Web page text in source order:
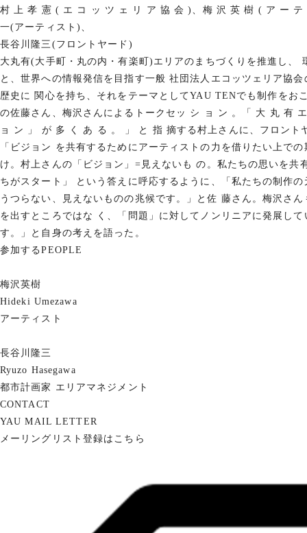
村 上 孝 憲 ( エ コ ッ ツ ェ リ ア 協 会 )、梅 沢 英 樹 ( ア ー
一(アーティスト)、
長谷川隆三(フロントヤード)
大丸有(大手町・丸の内・有楽町)エリアのまちづくりを推進し、
と、世界への情報発信を目指す一般 社団法人エコッツェリア協
歴史に 関心を持ち、それをテーマとしてYAU TENでも制作をお
の佐藤さん、梅沢さんによるトークセッ シ ョ ン 。「 大 丸 有
ョ ン 」 が 多 く あ る 。 」 と 指 摘する村上さんに、フロント
「ビジョン を共有するためにアーティストの力を借りたい上で
け。村上さんの「ビジョン」=見えないも の。私たちの思いを共
ちがスタート」 という答えに呼応するように、「私たちの制作
うつらない、見えないものの兆候です。」と佐 藤さん。梅沢さ
を出すところではな く、「問題」に対してノンリニアに発展し
す。」と自身の考えを語った。
参加するPEOPLE
梅沢英樹
Hideki Umezawa
アーティスト
長谷川隆三
Ryuzo Hasegawa
都市計画家 エリアマネジメント
CONTACT
YAU MAIL LETTER
メーリングリスト登録はこちら